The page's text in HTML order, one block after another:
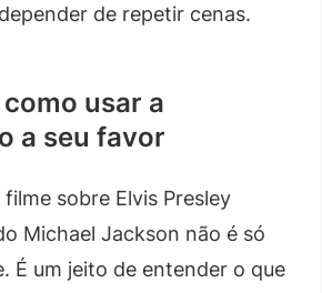
de repetir cenas.
usar a
a seu favor
sobre Elvis Presley
Michael Jackson não é só
É um jeito de entender o que